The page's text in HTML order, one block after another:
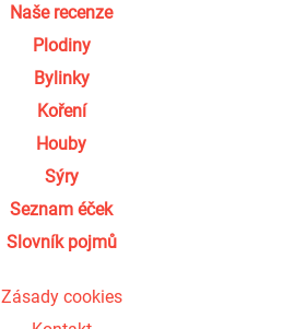
Naše recenze
Plodiny
Bylinky
Koření
Houby
Sýry
Seznam éček
Slovník pojmů
Zásady cookies